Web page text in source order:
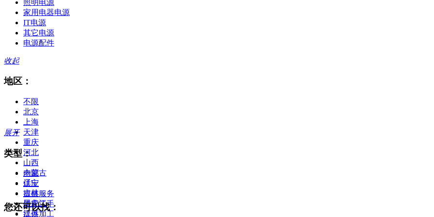
照明电源
家用电器电源
IT电源
其它电源
电源配件
收起
地区：
不限
北京
上海
天津
重庆
河北
山西
内蒙古
辽宁
吉林
黑龙江
江苏
展开
类型：
全部
供应
提供服务
供应二手
提供加工
您还可以找：